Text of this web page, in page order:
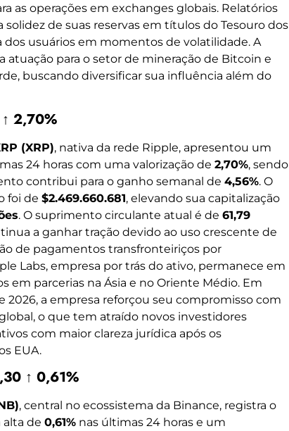
as operações em exchanges globais. Relatórios
de suas reservas em títulos do Tesouro dos
dos usuários em momentos de volatilidade. A
para o setor de mineração de Bitcoin e
buscando diversificar sua influência além do
2,70%
(XRP), nativa da rede Ripple, apresentou um
24 horas com uma valorização de 2,70%, sendo
contribui para o ganho semanal de 4,56%. O
foi de $2.469.660.681, elevando sua capitalização
. O suprimento circulante atual é de 61,79
a ganhar tração devido ao uso crescente de
de pagamentos transfronteiriços por
Labs, empresa por trás do ativo, permanece em
em parcerias na Ásia e no Oriente Médio. Em
2026, a empresa reforçou seu compromisso com
o que tem atraído novos investidores
com maior clareza jurídica após os
EUA.
↑ 0,61%
, central no ecossistema da Binance, registra o
alta de 0,61% nas últimas 24 horas e um